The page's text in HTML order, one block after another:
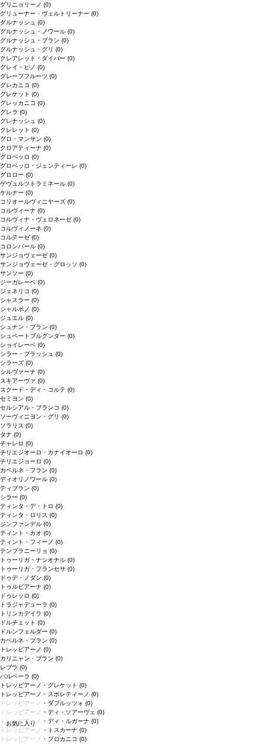
お気に入り
グリニョリーノ (0)
グリューナー・ヴェルトリーナー (0)
グルナッシュ (0)
グルナッシュ・ノワール (0)
グルナッシュ・ブラン (0)
グルナッシュ・グリ (0)
クレアレット・ダイバー (0)
グレイ・ピノ (0)
グレープフルーツ (0)
グレカニコ (0)
グレケット (0)
グレッカニコ (0)
グレラ (0)
グレナッシュ (0)
クレレット (0)
グロ・マンサン (0)
クロアティーナ (0)
グロペッロ (0)
グロペッロ・ジェンティーレ (0)
グロロー (0)
ゲヴュルツトラミネール (0)
ケルナー (0)
コリオールヴィニヤーズ (0)
コルヴィーナ (0)
コルヴィナ・ヴェロネーゼ (0)
コルヴィノーネ (0)
コルテーゼ (0)
コロンバール (0)
サンジョヴェーゼ (0)
サンジョヴェーゼ・グロッソ (0)
サンソー (0)
ジーガレーベ (0)
ジェネリコ (0)
シャスラー (0)
シャルボノ (0)
ジュエル (0)
シュナン・ブラン (0)
シュペートブルグンダー (0)
ショイレーベ (0)
シラー・ブラッシュ (0)
シラーズ (0)
シルヴァーナ (0)
スキアーヴァ (0)
スクード・ディ・コルテ (0)
セミヨン (0)
セルシアル・ブランコ (0)
ソーヴィニヨン・グリ (0)
ソラリス (0)
タナ (0)
チャレロ (0)
チリエジオーロ・カナイオーロ (0)
チリエジョーロ (0)
カベルネ・フラン (0)
ディオリノワール (0)
ティブラン (0)
シラー (0)
ティンタ・デ・トロ (0)
ティンタ・ロリス (0)
ジンファンデル (0)
ティント・カオ (0)
ティント・フィーノ (0)
テンプラニーリョ (0)
トゥーリガ・ナシオナル (0)
トゥーリガ・フランセサ (0)
ドゥデ・ノダン (0)
トゥルビアーナ (0)
ドゥレッロ (0)
トラジャデューラ (0)
トリンカデイラ (0)
ドルチェット (0)
ドルンフェルダー (0)
カベルネ・ブラン (0)
トレッビアーノ (0)
カリニャン・ブラン (0)
レブラ (0)
バルベーラ (0)
トレッビアーノ・グレケット (0)
トレッビアーノ・スポレティーノ (0)
トレッビアーノ・ダブルッツォ (0)
トレッビアーノ・ディ・ソアーヴェ (0)
トレッビアーノ・ディ・ルガーナ (0)
トレッビアーノ・トスカーナ (0)
トレッビアーノ・プロカニコ (0)